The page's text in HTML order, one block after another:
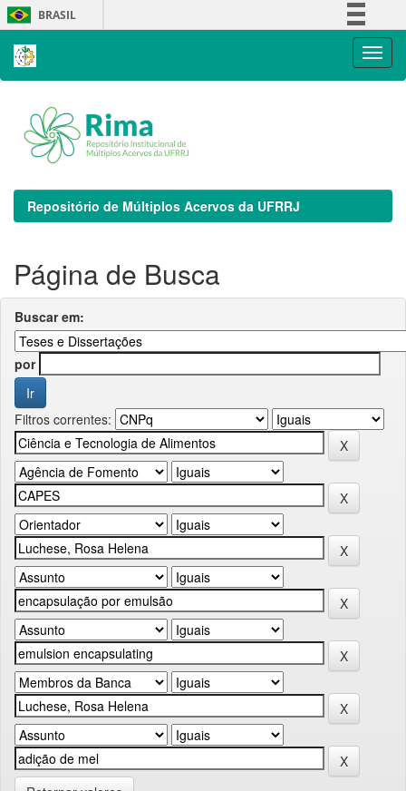
Skip
navigation
BRASIL
Repositório de Múltiplos Acervos da UFRRJ
Página de Busca
Buscar em:
por
Filtros correntes: